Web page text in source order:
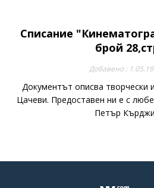
Списание
брой
Добавено : 1.05.19
Документът описва творчески
Цачеви. Предоставен ни е с
Петър